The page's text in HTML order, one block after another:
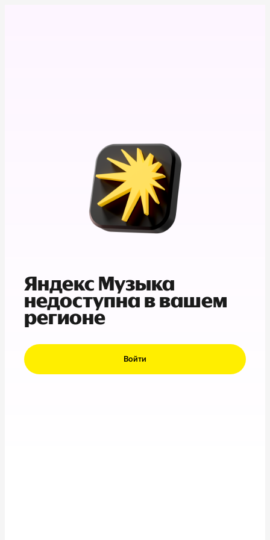
Яндекс Музыка
недоступна в вашем
регионе
Войти